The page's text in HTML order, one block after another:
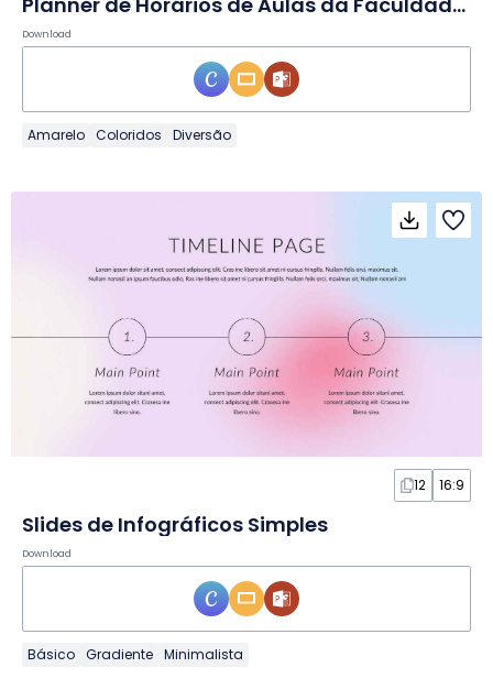
Download
Amarelo Coloridos Diversão
12 16:9
Slides de Infográficos Simples
Download
Básico Gradiente Minimalista